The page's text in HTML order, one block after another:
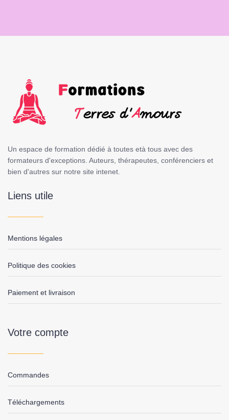
Un espace de formation dédié à toutes età tous avec des
formateurs d'exceptions. Auteurs, thérapeutes, conférenciers et
bien d'autres sur notre site intenet.
Liens utile
Mentions légales
Politique des cookies
Paiement et livraison
Votre compte
Commandes
Téléchargements